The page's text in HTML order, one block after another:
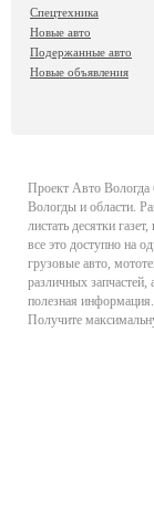
Спецтехника
Новые авто
Подержанные авто
Новые объявления
Проект Авто Вологда
Вологды и области.
листать десятки
все это доступно на
грузовые авто,
различных
полезная
Получите